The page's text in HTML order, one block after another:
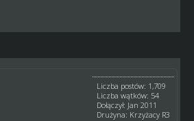
Liczba postów: 1,709
Liczba wątków: 54
Dołączył: Jan 2011
Drużyna: Krzyżacy R3